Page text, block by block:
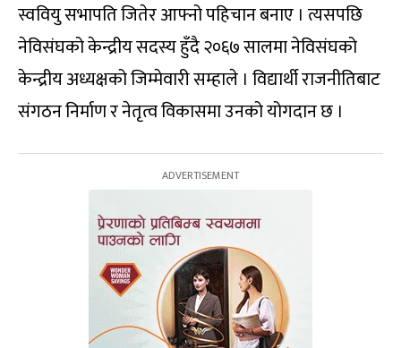
स्ववियु सभापति जितेर आफ्नो पहिचान बनाए । त्यसपछि
नेविसंघको केन्द्रीय सदस्य हुँदै २०६७ सालमा नेविसंघको
केन्द्रीय अध्यक्षको जिम्मेवारी सम्हाले । विद्यार्थी राजनीतिबाट
संगठन निर्माण र नेतृत्व विकासमा उनको योगदान छ ।